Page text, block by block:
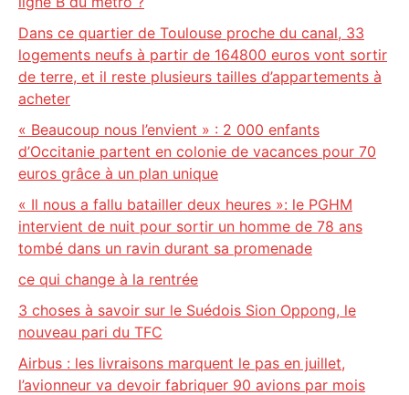
Dans ce quartier de Toulouse proche du canal, 33
logements neufs à partir de 164800 euros vont sortir
de terre, et il reste plusieurs tailles d’appartements à
acheter
« Beaucoup nous l’envient » : 2 000 enfants
d’Occitanie partent en colonie de vacances pour 70
euros grâce à un plan unique
« Il nous a fallu batailler deux heures »: le PGHM
intervient de nuit pour sortir un homme de 78 ans
tombé dans un ravin durant sa promenade
ce qui change à la rentrée
3 choses à savoir sur le Suédois Sion Oppong, le
nouveau pari du TFC
Airbus : les livraisons marquent le pas en juillet,
l’avionneur va devoir fabriquer 90 avions par mois